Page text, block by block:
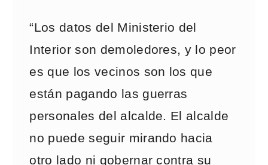
“Los datos del Ministerio del
Interior son demoledores, y lo peor
es que los vecinos son los que
están pagando las guerras
personales del alcalde. El alcalde
no puede seguir mirando hacia
otro lado ni gobernar contra su